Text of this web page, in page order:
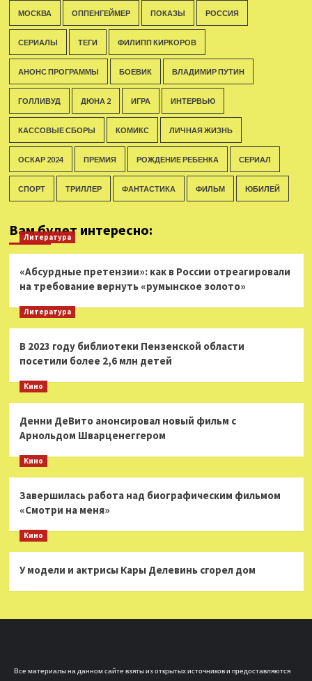
МОСКВА ОППЕНГЕЙМЕР ПОКАЗЫ РОССИЯ
СЕРИАЛЫ ТЕГИ ФИЛИПП КИРКОРОВ
АНОНС ПРОГРАММЫ БОЕВИК ВЛАДИМИР ПУТИН
ГОЛЛИВУД ДЮНА 2 ИГРА ИНТЕРВЬЮ
КАССОВЫЕ СБОРЫ КОМИКС ЛИЧНАЯ ЖИЗНЬ
ОСКАР 2024 ПРЕМИЯ РОЖДЕНИЕ РЕБЕНКА СЕРИАЛ
СПОРТ ТРИЛЛЕР ФАНТАСТИКА ФИЛЬМ ЮБИЛЕЙ
Вам будет интересно:
Литература
«Абсурдные претензии»: как в России отреагировали
на требование вернуть «румынское золото»
Литература
В 2023 году библиотеки Пензенской области
посетили более 2,6 млн детей
Кино
Денни ДеВито анонсировал новый фильм с
Арнольдом Шварценеггером
Кино
Завершилась работа над биографическим фильмом
«Смотри на меня»
Кино
У модели и актрисы Кары Делевинь сгорел дом
Все материалы на данном сайте взяты из открытых источников и предоставляются